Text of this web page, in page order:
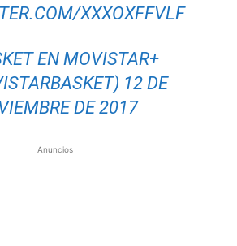
XXXOXFFVLF
EN MOVISTAR+
12 DE
DE 2017
Anuncios